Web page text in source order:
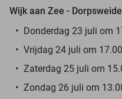
Wijk aan Zee - Dorpsweide
Donderdag 23 juli om
Vrijdag 24 juli om
Zaterdag 25 juli om
Zondag 26 juli om